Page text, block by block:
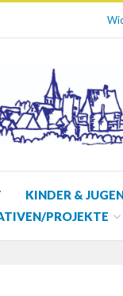
KINDER &
PROJEKTE